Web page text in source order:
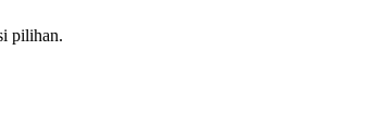
pilihan.